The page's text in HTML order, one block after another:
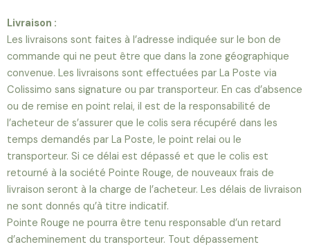
Livraison :
Les livraisons sont faites à l’adresse indiquée sur le bon de
commande qui ne peut être que dans la zone géographique
convenue. Les livraisons sont effectuées par La Poste via
Colissimo sans signature ou par transporteur. En cas d’absence
ou de remise en point relai, il est de la responsabilité de
l’acheteur de s’assurer que le colis sera récupéré dans les
temps demandés par La Poste, le point relai ou le
transporteur. Si ce délai est dépassé et que le colis est
retourné à la société Pointe Rouge, de nouveaux frais de
livraison seront à la charge de l’acheteur. Les délais de livraison
ne sont donnés qu’à titre indicatif.
Pointe Rouge ne pourra être tenu responsable d’un retard
d’acheminement du transporteur. Tout dépassement